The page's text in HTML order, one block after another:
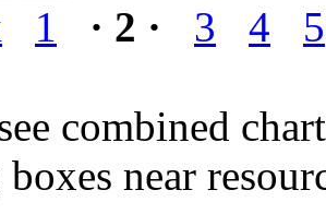
1 · 2 · 3 4 5
combined
near